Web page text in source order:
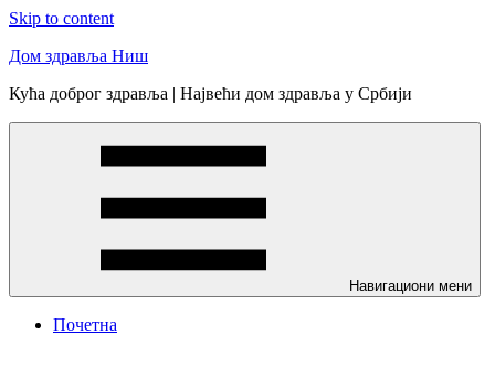
Skip to content
Дом здравља Ниш
Кућа доброг здравља | Највећи дом здравља у Србији
Навигациони мени
Почетна